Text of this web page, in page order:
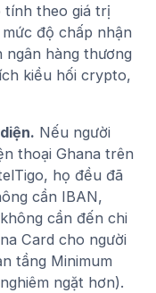
theo giá trị
độ chấp nhận
hàng thương
kiều hối crypto,
Nếu người
thoại Ghana trên
họ đều đã
cần IBAN,
cần đến chi
Card cho người
tầng Minimum
ngặt hơn).